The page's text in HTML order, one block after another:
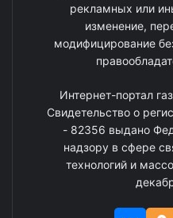
рекламных или
изменение,
модифицирование
Интернет-портал
Свидетельство о
- 82356 выдано
надзору в сфере
технологий и